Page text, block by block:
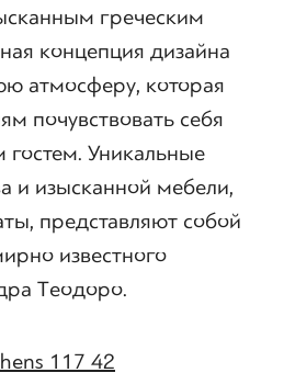
греческим
концепция дизайна
атмосферу, которая
почувствовать себя
Уникальные
и изысканной мебели,
представляют собой
известного
Теодоро.
117 42